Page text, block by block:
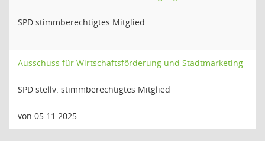
SPD stimmberechtigtes Mitglied
Ausschuss für Wirtschaftsförderung und Stadtmarketing
SPD stellv. stimmberechtigtes Mitglied
von 05.11.2025